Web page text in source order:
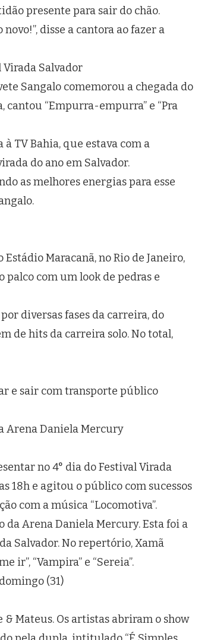
presente para sair do chão.
disse a cantora ao fazer a
Virada Salvador
Sangalo comemorou a chegada do
cantou “Empurra-empurra” e “Pra
TV Bahia, que estava com a
do ano em Salvador.
as melhores energias para esse
Maracanã, no Rio de Janeiro,
com um look de pedras e
diversas fases da carreira, do
de hits da carreira solo. No total,
e sair com transporte público
Arena Daniela Mercury
no 4° dia do Festival Virada
18h e agitou o público com sucessos
com a música “Locomotiva”.
da Arena Daniela Mercury. Esta foi a
Salvador. No repertório, Xamã
ir”, “Vampira” e “Sereia”.
(31)
Mateus. Os artistas abriram o show